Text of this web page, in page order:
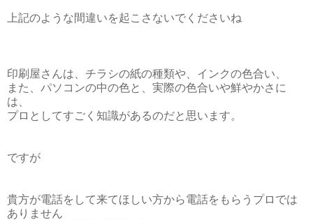
上記のような間違いを起こさないでくださいね
印刷屋さんは、チラシの紙の種類や、インクの色合い、
また、パソコンの中の色と、実際の色合いや鮮やかさに
は、
プロとしてすごく知識があるのだと思います。
ですが
貴方が電話をして来てほしい方から電話をもらうプロでは
ありません